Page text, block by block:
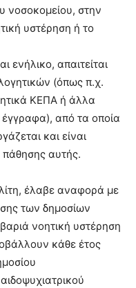
νοσοκομείου, στην
υστέρηση ή το
ενήλικο, απαιτείται
(όπως π.χ.
ΚΕΠΑ ή άλλα
από τα οποία
και είναι
αυτής.
έλαβε αναφορά με
των δημοσίων
νοητική υστέρηση
κάθε έτος